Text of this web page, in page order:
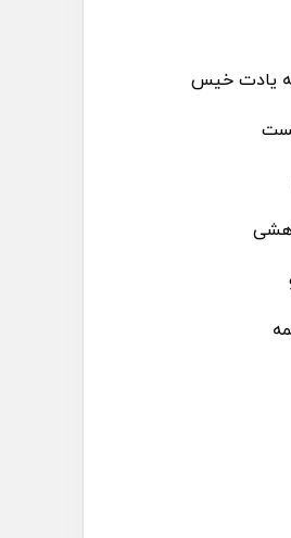
یادت خیس